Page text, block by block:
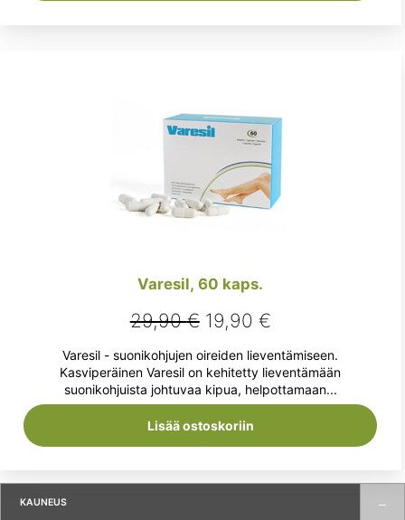
KAUNEUS
Varesil, 60 kaps.
29,90€ Alkuperäinen
hinta
oli:
29,90 €.
19,90 €Nykyinen
hinta
on:
19,90 €.
Varesil - suonikohjujen oireiden lieventämiseen.
Kasviperäinen Varesil on kehitetty lieventämään
suonikohjuista johtuvaa kipua, helpottamaan...
Lisää ostoskoriin